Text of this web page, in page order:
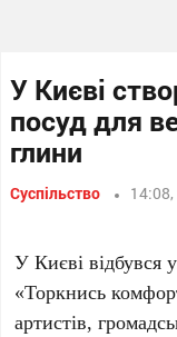
У Києві
посуд для
глини
Суспільство
УКиєві відбувся
Торкнись
артистів,